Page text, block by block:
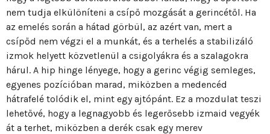
nem tudja elkülöníteni a csípő mozgását a gerincétől. Ha
az emelés során a hátad görbül, az azért van, mert a
csípőd nem végzi el a munkát, és a terhelés a stabilizáló
izmok helyett közvetlenül a csigolyákra és a szalagokra
hárul. A hip hinge lényege, hogy a gerinc végig semleges,
egyenes pozícióban marad, miközben a medencéd
hátrafelé tolódik el, mint egy ajtópánt. Ez a mozdulat teszi
lehetővé, hogy a legnagyobb és legerősebb izmaid vegyék
át a terhet, miközben a derék csak egy merev